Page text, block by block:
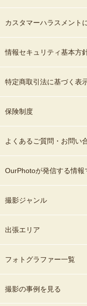
カスタマーハラスメント
情報セキュリティ基本方
特定商取引法に基づく表
保険制度
よくあるご質問・お問い
OurPhotoが発信する情
撮影ジャンル
出張エリア
フォトグラファー一覧
撮影の事例を見る